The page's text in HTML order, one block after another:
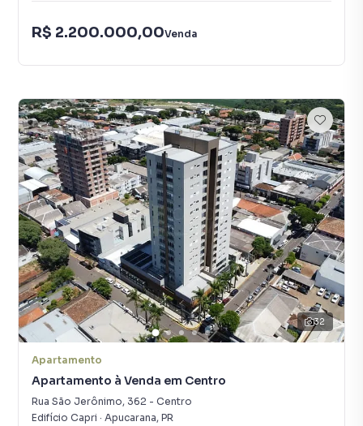
R$ 2.200.000,00Venda
32
Apartamento
Apartamento à Venda em Centro
Rua São Jerônimo, 362 - Centro
Edifício Capri · Apucarana, PR